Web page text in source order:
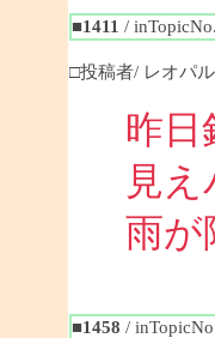
■1411 /
□投稿者/ レオパ
昨日
見
雨が
■1458 /